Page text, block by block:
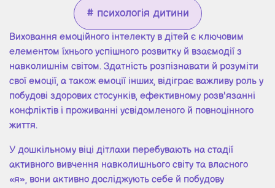
# психологія дитини
Виховання емоційного інтелекту в дітей є ключовим
елементом їхнього успішного розвитку й взаємодії з
навколишнім світом. Здатність розпізнавати й розуміти
свої емоції, а також емоції інших, відіграє важливу роль у
побудові здорових стосунків, ефективному розв'язанні
конфліктів і проживанні усвідомленого й повноцінного
життя.
У дошкільному віці дітлахи перебувають на стадії
активного вивчення навколишнього світу та власного
«я», вони активно досліджують себе й побудову